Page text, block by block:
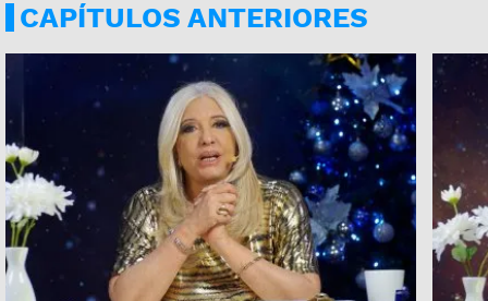
CAPÍTULOS ANTERIORES